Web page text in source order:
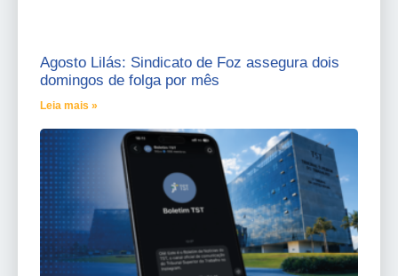
Agosto Lilás: Sindicato de Foz assegura dois
domingos de folga por mês
Leia mais »